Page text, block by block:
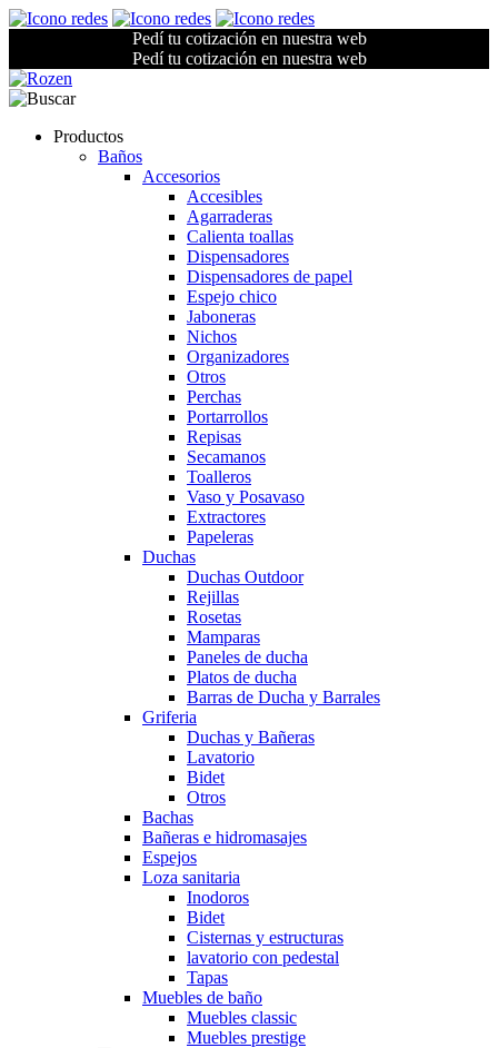
Pedí tu cotización en nuestra web
Pedí tu cotización en nuestra web
Productos
Baños
Accesorios
Accesibles
Agarraderas
Calienta toallas
Dispensadores
Dispensadores de papel
Espejo chico
Jaboneras
Nichos
Organizadores
Otros
Perchas
Portarrollos
Repisas
Secamanos
Toalleros
Vaso y Posavaso
Extractores
Papeleras
Duchas
Duchas Outdoor
Rejillas
Rosetas
Mamparas
Paneles de ducha
Platos de ducha
Barras de Ducha y Barrales
Griferia
Duchas y Bañeras
Lavatorio
Bidet
Otros
Bachas
Bañeras e hidromasajes
Espejos
Loza sanitaria
Inodoros
Bidet
Cisternas y estructuras
lavatorio con pedestal
Tapas
Muebles de baño
Muebles classic
Muebles prestige